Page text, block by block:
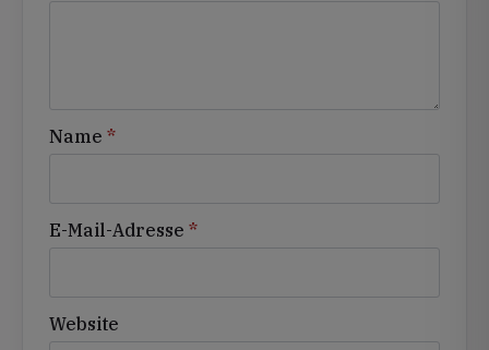
Name *
E-Mail-Adresse *
Website